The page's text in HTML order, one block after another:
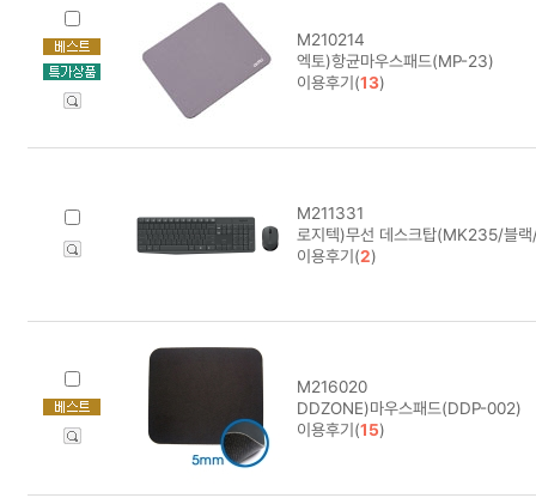
M210214
엑토)항균마우스패드(MP-23)
이용후기(13)
M211331
로지텍)무선 데스크탑(MK235/블
이용후기(2)
M216020
DDZONE)마우스패드(DDP-002)
이용후기(15)